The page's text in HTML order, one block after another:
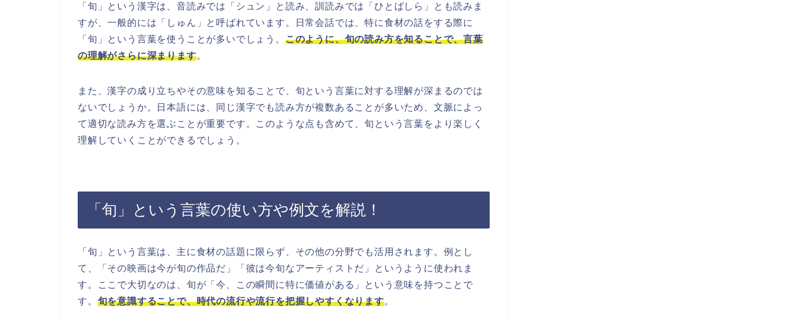
「旬」という漢字は、音読みでは「シュン」と読み、訓読みでは「ひとばしら」とも読みま
すが、一般的には「しゅん」と呼ばれています。日常会話では、特に食材の話をする際に
「旬」という言葉を使うことが多いでしょう。 このように、旬の読み方を知ることで、言葉
の理解がさらに深まります。
また、漢字の成り立ちやその意味を知ることで、旬という言葉に対する理解が深まるのでは
ないでしょうか。日本語には、同じ漢字でも読み方が複数あることが多いため、文脈によっ
て適切な読み方を選ぶことが重要です。このような点も含めて、旬という言葉をより楽しく
理解していくことができるでしょう。
「旬」という言葉の使い方や例文を解説！
「旬」という言葉は、主に食材の話題に限らず、その他の分野でも活用されます。例とし
て、「その映画は今が旬の作品だ」「彼は今旬なアーティストだ」というように使われま
す。ここで大切なのは、旬が「今、この瞬間に特に価値がある」という意味を持つことで
す。 旬を意識することで、時代の流行や流行を把握しやすくなります。